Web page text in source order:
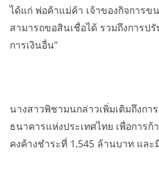
ได้แก่ พ่อค้าแม่ค้า เจ้าของกิจการข
สามารถขอสินเชื่อได้ รวมถึงการ
การเงินอื่น”
นางสาวพิชามนกล่าวเพิ่มเติมถึงก
ธนาคารแห่งประเทศไทย เพื่อกา
คงค้างชำระที่ 1,545 ล้านบาท แล